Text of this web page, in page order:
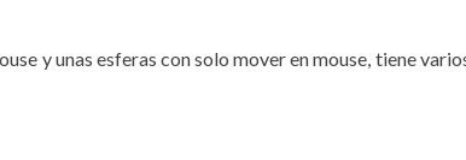
y unas esferas con solo mover en mouse, tiene